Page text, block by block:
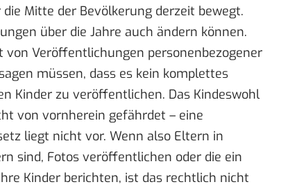
Mitte der Bevölkerung derzeit bewegt.
über die Jahre auch ändern können.
Veröffentlichungen personenbezogener
müssen, dass es kein komplettes
Kinder zu veröffentlichen. Das Kindeswohl
von vornherein gefährdet – eine
liegt nicht vor. Wenn also Eltern in
sind, Fotos veröffentlichen oder die ein
Kinder berichten, ist das rechtlich nicht